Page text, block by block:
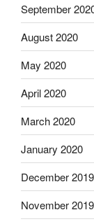
September
August 2020
May 2020
April 2020
March 2020
January 2020
December 2019
November 2019